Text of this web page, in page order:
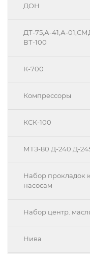
ДОН
ДТ-75,А-41,А-
ВТ-100
К-700
Компрессоры
КСК-100
МТЗ-80 Д-240 Д-
Набор прокладок
насосам
Набор центр.
Нива